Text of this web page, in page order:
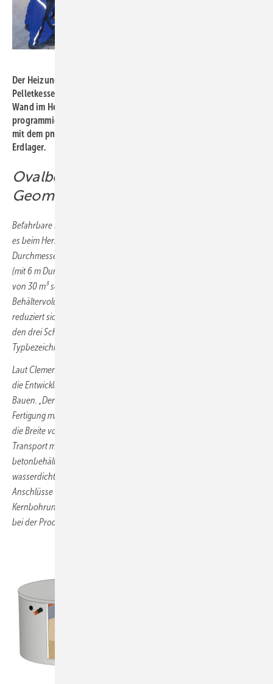
Der Heizungsinstallateur programmiert nach der Montage den
Pelletkessel. Ein Steuergerät zur Pellet-Entnahme hängt an der
Wand im Heizraum und wurde vom Speicherhersteller
programmiert. Es verbindet die Saugturbine des Heizungskessels
mit dem pneumatischen Entnahmesystem „Maulwurf“ im
Erdlager.
Ovalbehälter mit optimierter
Geometrie
Befahrbare Speicher für Holzpellets aus Stahlbeton-Fertigteilen gab
es beim Hersteller Mall nur bis 22 m³ (in der Baureihe mit 3 m
Durchmesser) und erst wieder von 45 bis 60 m³ Fassungsvermögen
(mit 6 m Durchmesser). Der Ovalbehälter mit einem Nennvolumen
von 30 m³ schließt diese Lücke. Er ist in der Preisliste mit 39,7 m³
Behältervolumen angegeben. Das tatsächliche Fassungsvermögen
reduziert sich beim Befüllen mit Pellets durch die Hohlräume über
den drei Schüttkegeln auf das genannte Nennvolumen, daher die
Typbezeichnung ThermoPel 30000.
Laut Clemens Hüttinger, Fachingenieur für Haustechnik bei Mall, ist
die Entwicklung des Ovalbehälters ein Beitrag zum kostengünstigen
Bauen. „Der neue Behälter verbindet die Vorteile der monolithischen
Fertigung mit einer optimierten Geometrie für den Transport, denn
die Breite von 2,48 m und die Höhe von 2,60 m erlauben den
Transport mit gewöhnlichen Straßen-Lkws“. Dieser Stahl­
betonbehälter mit einer Länge von 8,00 m ist fugenlos hergestellt und
wasserdicht. Kondenswasser-Abläufe für die Schachthälse,
Anschlüsse für die Pelletentnahme oder die Lüftung in Form von
Kernbohrungen mit Wanddurchführung und Dichtung werden schon
bei der Produktion integriert.